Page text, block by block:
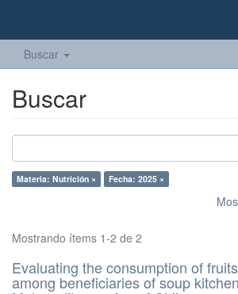
Buscar
Buscar
Materia: Nutrición × Fecha: 2025 ×
Mostrando ítems 1-2 de 2
Evaluating the consumption of
among beneficiaries of soup